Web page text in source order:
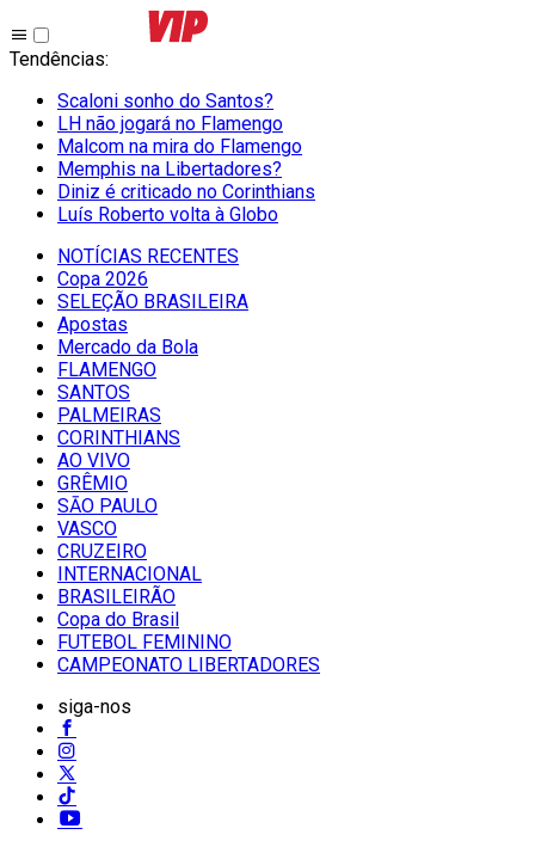
Tendências:
Scaloni sonho do Santos?
LH não jogará no Flamengo
Malcom na mira do Flamengo
Memphis na Libertadores?
Diniz é criticado no Corinthians
Luís Roberto volta à Globo
NOTÍCIAS RECENTES
Copa 2026
SELEÇÃO BRASILEIRA
Apostas
Mercado da Bola
FLAMENGO
SANTOS
PALMEIRAS
CORINTHIANS
AO VIVO
GRÊMIO
SĀO PAULO
VASCO
CRUZEIRO
INTERNACIONAL
BRASILEIRÃO
Copa do Brasil
FUTEBOL FEMININO
CAMPEONATO LIBERTADORES
siga-nos